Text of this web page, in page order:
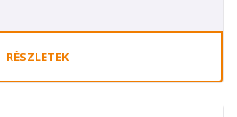
RÉSZLETEK